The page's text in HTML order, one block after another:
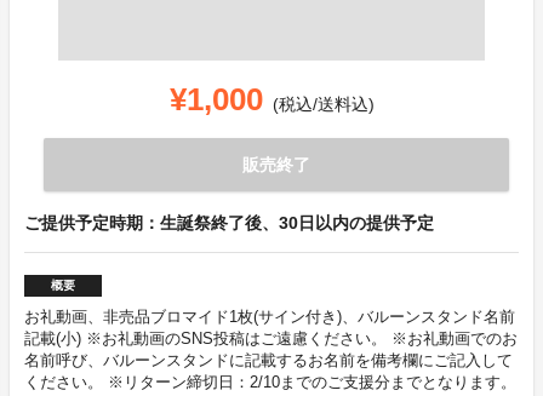
¥1,000 (税込/送料込)
販売終了
ご提供予定時期：生誕祭終了後、30日以内の提供予定
概要
お礼動画、非売品ブロマイド1枚(サイン付き)、バルーンスタンド名前
記載(小) ※お礼動画のSNS投稿はご遠慮ください。 ※お礼動画でのお
名前呼び、バルーンスタンドに記載するお名前を備考欄にご記入して
ください。 ※リターン締切日：2/10までのご支援分までとなります。